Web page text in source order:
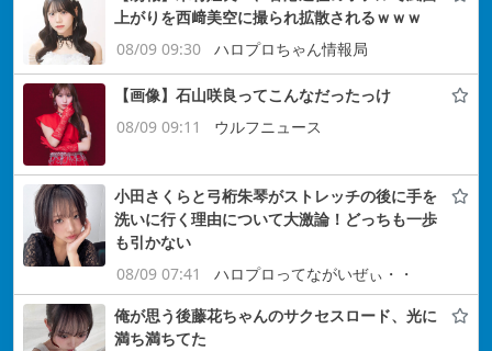
上がりを西﨑美空に撮られ拡散されるｗｗｗ
08/09 09:30
ハロプロちゃん情報局
【画像】石山咲良ってこんなだったっけ
08/09 09:11
ウルフニュース
小田さくらと弓桁朱琴がストレッチの後に手を
洗いに行く理由について大激論！どっちも一歩
も引かない
08/09 07:41
ハロプロってながいぜぃ・・
俺が思う後藤花ちゃんのサクセスロード、光に
満ち満ちてた